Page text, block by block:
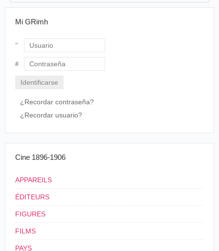
France australe
qui ont à voir avec la projection animée. Dès
septembre 1896, on peut lire un long article sur le
nouveau projecteur d'Edison
Le Vitascope
De plus le vitascope serait doublé d'un
Comme son nom l'indique, le vitascope
extérieure. Les objets ne se- [sic] plus
seulement animés, on percevrait le bruissement
vent. Et les grands spectacles de la nature
Mi GRimh
Usuario
¿Recordar contraseña?
¿Recordar usuario?
Cine 1896-1906
APPAREILS
ÉDITEURS
FIGURES
FILMS
PAYS